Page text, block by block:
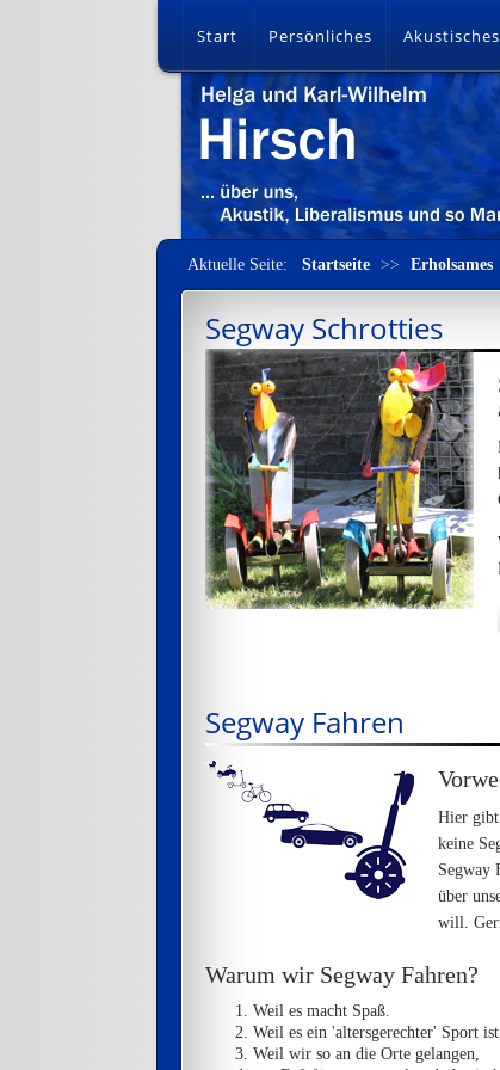
Start Persönliches Akustisches
Aktuelle Seite: Startseite >> Erholsames
Segway Schrotties
Segway Fahren
Hier gibt
keine
Segway
über
will.
Warum wir Segway Fahren?
Weil es macht Spaß.
Weil es ein 'altersgerechter' Sport
Weil wir so an die Orte gelangen,